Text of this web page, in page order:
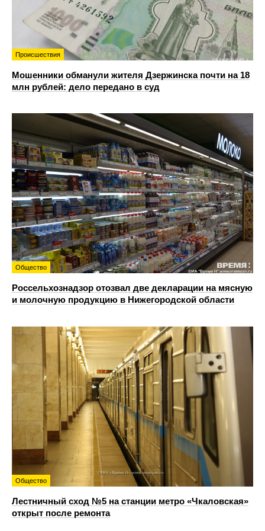
Происшествия
Мошенники обманули жителя Дзержинска почти на 18
млн рублей: дело передано в суд
Общество
Россельхознадзор отозвал две декларации на мясную
и молочную продукцию в Нижегородской области
Общество
Лестничный сход №5 на станции метро «Чкаловская»
открыт после ремонта